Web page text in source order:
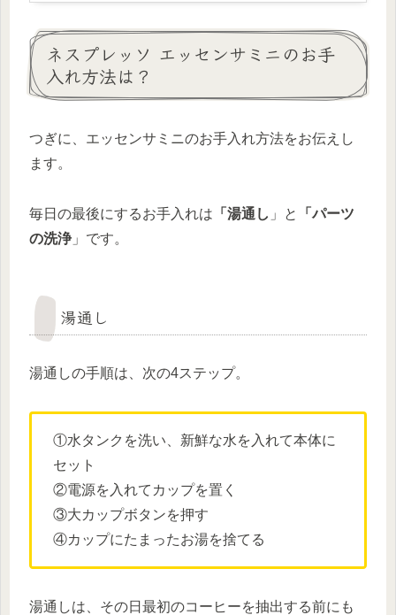
ネスプレッソ エッセンサミニのお手
入れ方法は？
つぎに、エッセンサミニのお手入れ方法をお伝えし
ます。
毎日の最後にするお手入れは 「湯通し 」と
「パーツ
の洗浄 」です。
湯通し
湯通しの手順は、次の4ステップ。
①水タンクを洗い、新鮮な水を入れて本体に
セット
②電源を入れてカップを置く
③大カップボタンを押す
④カップにたまったお湯を捨てる
湯通しは、その日最初のコーヒーを抽出する前にも